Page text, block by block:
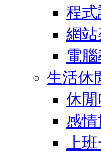
程
網
電
生活休
休
感
上